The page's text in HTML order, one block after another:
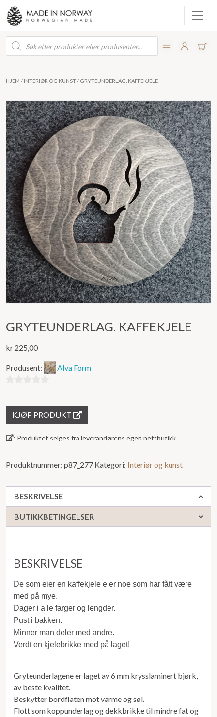
Products
search
HJEM / INTERIØR OG KUNST/ GRYTEUNDERLAG. KAFFEKJELE
GRYTEUNDERLAG. KAFFEKJELE
kr 225,00
Produsent: Alva Form
KJØP PRODUKT
: Produktet selges fra leverandørens egen nettbutikk
Produktnummer: p87_277 Kategori: Interiør og kunst
BESKRIVELSE
BUTIKKBETINGELSER
BESKRIVELSE
De som eier en kaffekjele eier noe som har fått være
med på mye.
Dager i alle farger og lengder.
Pust i bakken.
Minner man deler med andre.
Verdt en kjelebrikke med på laget!
Gryteunderlagene er laget av 6 mm krysslaminert bjørk,
av beste kvalitet.
Beskytter bordflaten mot varme og søl.
Flott som koppunderlag og dekkbrikke til mindre fat og